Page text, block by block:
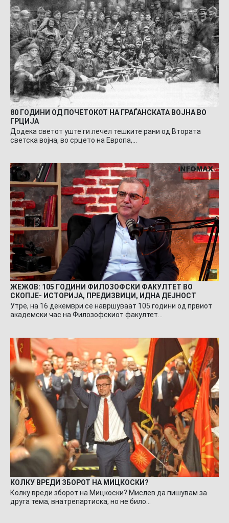
80 ГОДИНИ ОД ПОЧЕТОКОТ НА ГРАЃАНСКАТА ВОЈНА ВО
ГРЦИЈА
Додека светот уште ги лечел тешките рани од Втората
светска војна, во срцето на Европа,…
ЖЕЖОВ: 105 ГОДИНИ ФИЛОЗОФСКИ ФАКУЛТЕТ ВО
СКОПЈЕ- ИСТОРИЈА, ПРЕДИЗВИЦИ, ИДНА ДЕЈНОСТ
Утре, на 16 декември се навршуваат 105 години од првиот
академски час на Филозофскиот факултет…
КОЛКУ ВРЕДИ ЗБОРОТ НА МИЦКОСКИ?
Колку вреди зборот на Мицкоски? Мислев да пишувам за
друга тема, внатрепартиска, но не било…